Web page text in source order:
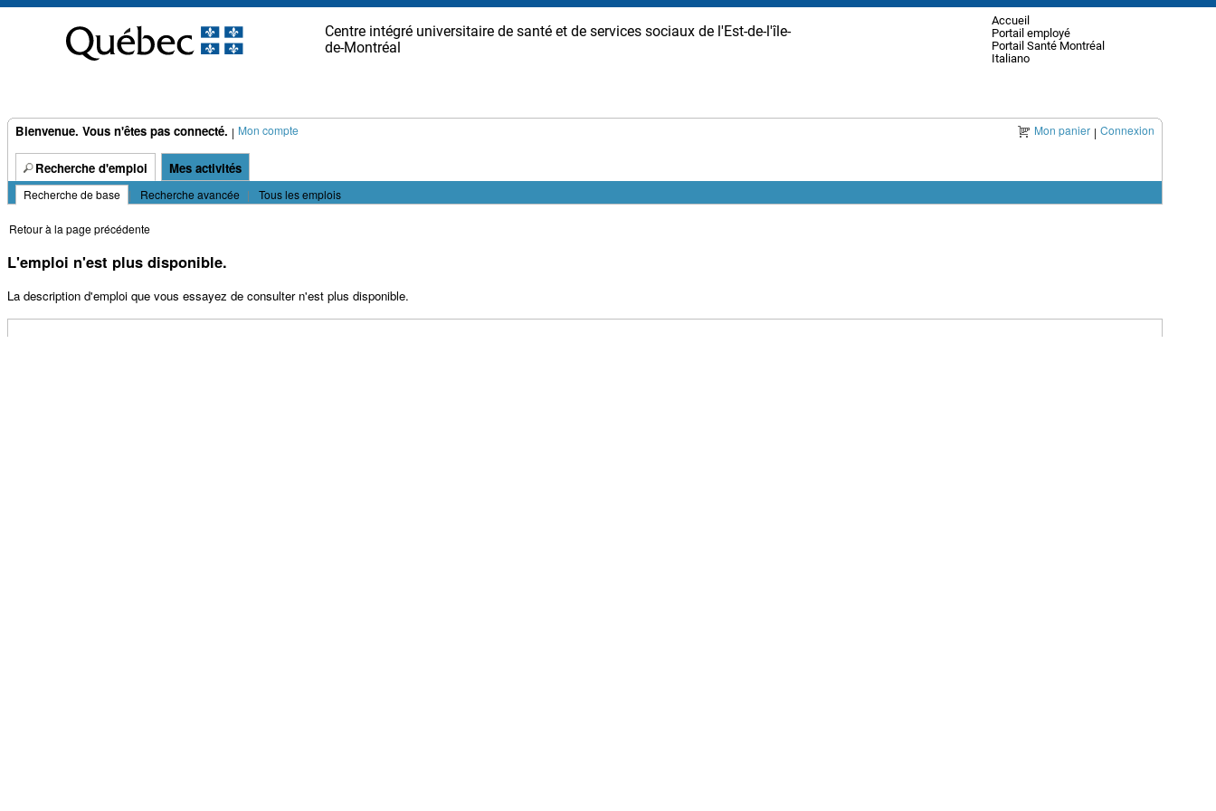
Centre intégré universitaire de santé et de services sociaux de l'Est-de-l'île-
de-Montréal
Accueil
Portail employé
Portail Santé Montréal
Italiano
Bienvenue. Vous n'êtes pas connecté. | Mon compte Mon panier | Connexion
Recherche d'emploi Mes activités
Recherche de base | Recherche avancée | Tous les emplois
Retour à la page précédente
L'emploi n'est plus disponible.
La description d'emploi que vous essayez de consulter n'est plus disponible.